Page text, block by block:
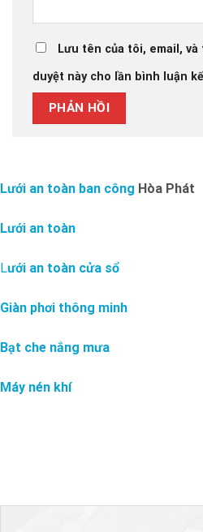
Lưu tên của tôi, email,
duyệt này cho lần bình luận
Lưới an toàn ban công Hòa Phát
Lưới an toàn
Lưới an toàn cửa sổ
Giàn phơi thông minh
Bạt che nắng mưa
Máy nén khí